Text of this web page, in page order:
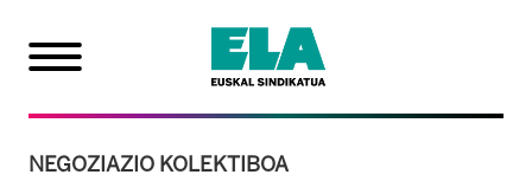
NEGOZIAZIO KOLEKTIBOA